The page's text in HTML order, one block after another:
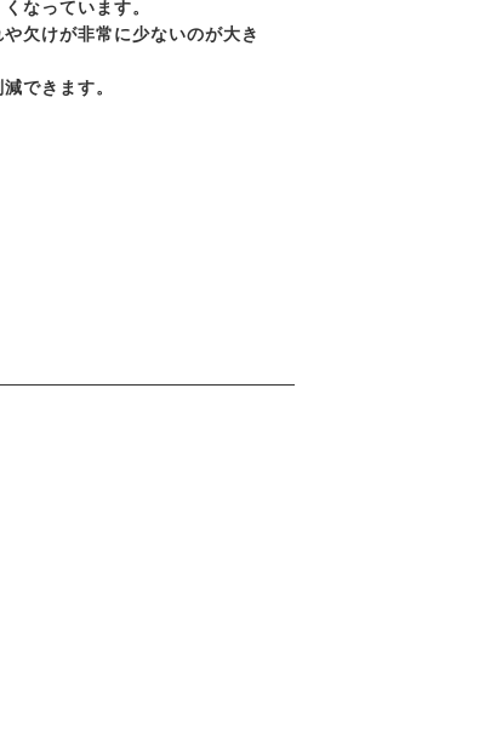
なっています。
欠けが非常に少ないのが大き
できます。